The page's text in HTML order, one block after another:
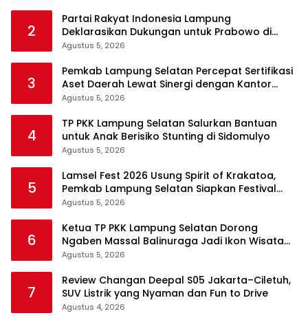
2
Partai Rakyat Indonesia Lampung
Deklarasikan Dukungan untuk Prabowo di
Pilpres 2029
Agustus 5, 2026
3
Pemkab Lampung Selatan Percepat Sertifikasi
Aset Daerah Lewat Sinergi dengan Kantor
Pertanahan
Agustus 5, 2026
4
TP PKK Lampung Selatan Salurkan Bantuan
untuk Anak Berisiko Stunting di Sidomulyo
Agustus 5, 2026
5
Lamsel Fest 2026 Usung Spirit of Krakatoa,
Pemkab Lampung Selatan Siapkan Festival
Lebih Spektakuler
Agustus 5, 2026
6
Ketua TP PKK Lampung Selatan Dorong
Ngaben Massal Balinuraga Jadi Ikon Wisata
Budaya
Agustus 5, 2026
7
Review Changan Deepal S05 Jakarta–Ciletuh,
SUV Listrik yang Nyaman dan Fun to Drive
Agustus 4, 2026